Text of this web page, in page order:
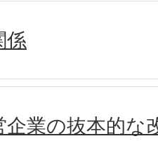
係
企業の抜本的な